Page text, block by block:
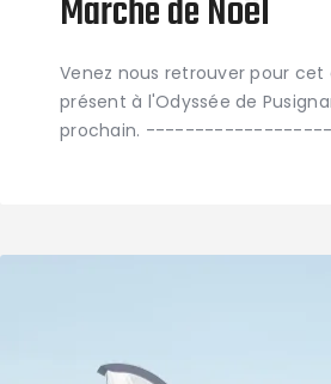
Marché de Noël
Venez nous retrouver pour cet
présent à l'Odyssée de
prochain.